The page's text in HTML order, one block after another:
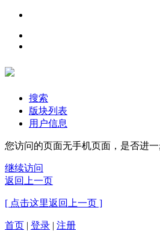
搜索
版块列表
用户信息
您访问的页面无手机页面，是否进
继续访问
返回上一页
[ 点击这里返回上一页 ]
首页 | 登录 | 注册